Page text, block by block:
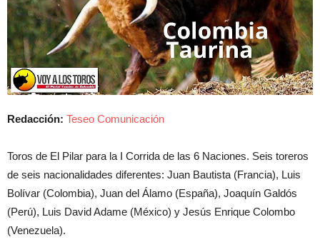
Redacción: Teseo Comunicación
Toros de El Pilar para la I Corrida de las 6 Naciones. Seis toreros
de seis nacionalidades diferentes: Juan Bautista (Francia), Luis
Bolívar (Colombia), Juan del Álamo (España), Joaquín Galdós
(Perú), Luis David Adame (México) y Jesús Enrique Colombo
(Venezuela).